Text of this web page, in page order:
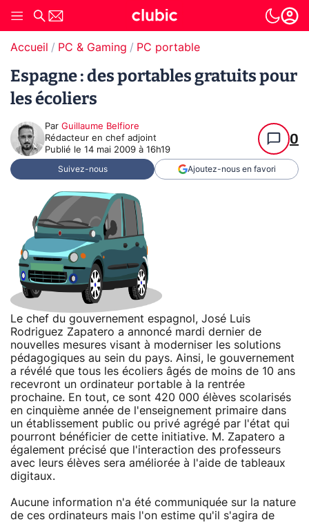
Accueil PC & Gaming PC portable
Espagne : des portables gratuits pour
les écoliers
Par Guillaume Belfiore
Rédacteur en chef adjoint
Publié le 14 mai 2009 à 16h19
0
Suivez-nous Ajoutez-nous en favori
Le chef du gouvernement espagnol, José Luis
Rodriguez Zapatero a annoncé mardi dernier de
nouvelles mesures visant à moderniser les solutions
pédagogiques au sein du pays. Ainsi, le gouvernement
a révélé que tous les écoliers âgés de moins de 10 ans
recevront un ordinateur portable à la rentrée
prochaine. En tout, ce sont 420 000 élèves scolarisés
en cinquième année de l'enseignement primaire dans
un établissement public ou privé agrégé par l'état qui
pourront bénéficier de cette initiative. M. Zapatero a
également précisé que l'interaction des professeurs
avec leurs élèves sera améliorée à l'aide de tableaux
digitaux.
Aucune information n'a été communiquée sur la nature
de ces ordinateurs mais l'on estime qu'il s'agira de